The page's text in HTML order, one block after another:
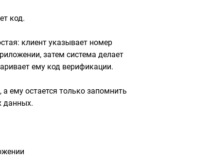
код.
клиент указывает номер
затем система делает
ему код верификации.
ему остается только запомнить
данных.